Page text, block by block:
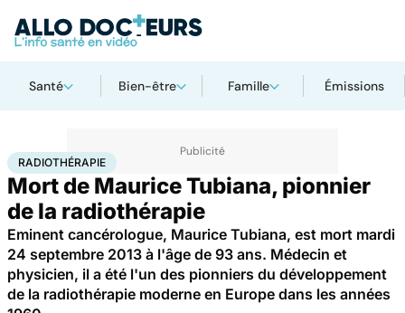
Santé Bien-être Famille Émissions
AccueilSantéRadiothérapie
RADIOTHÉRAPIE
Mort de Maurice Tubiana, pionnier
de la radiothérapie
Eminent cancérologue, Maurice Tubiana, est mort mardi
24 septembre 2013 à l'âge de 93 ans. Médecin et
physicien, il a été l'un des pionniers du développement
de la radiothérapie moderne en Europe dans les années